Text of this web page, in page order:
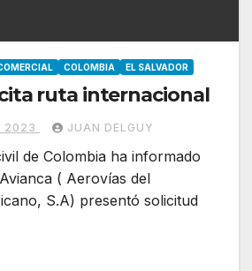
COLOMBIA EL SALVADOR
ruta internacional
2023 JUAN DELGUY
de Colombia ha informado
( Aerovías del
S.A) presentó solicitud